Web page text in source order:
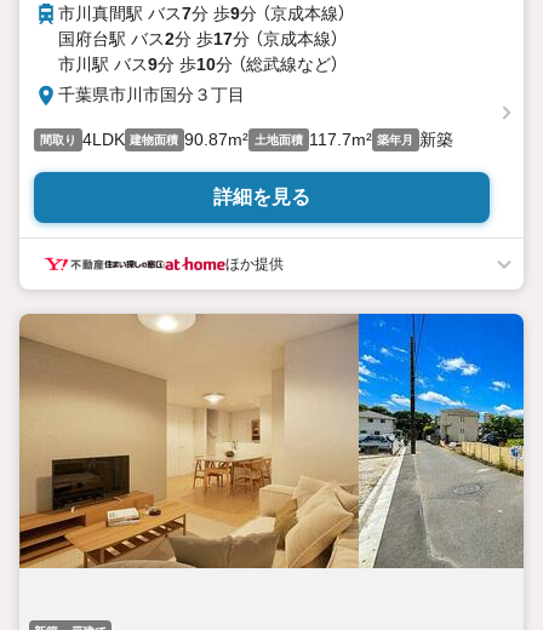
市川真間駅 バス7分 歩9分 （京成本線）
国府台駅 バス2分 歩17分 （京成本線）
市川駅 バス9分 歩10分 （総武線など）
千葉県市川市国分３丁目
間取り 4LDK 建物面積 90.87m² 土地面積 117.7m² 築年月 新築
詳細を見る
ほか提供